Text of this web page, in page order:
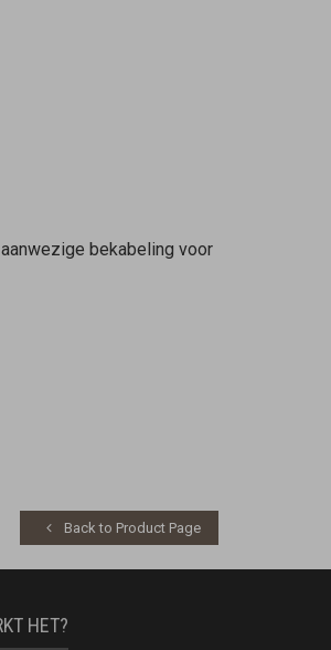
bekabeling voor
Back to Product Page
HET?